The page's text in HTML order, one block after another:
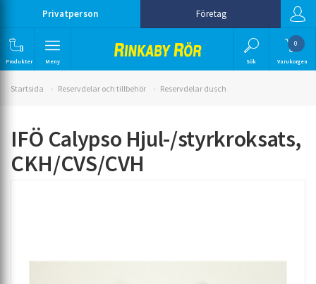
Privatperson Företag
Produkter Meny Sök
0
Varukorgen
Startsida Reservdelar och tillbehör Reservdelar dusch
IFÖ Calypso Hjul-/styrkroksats,
CKH/CVS/CVH